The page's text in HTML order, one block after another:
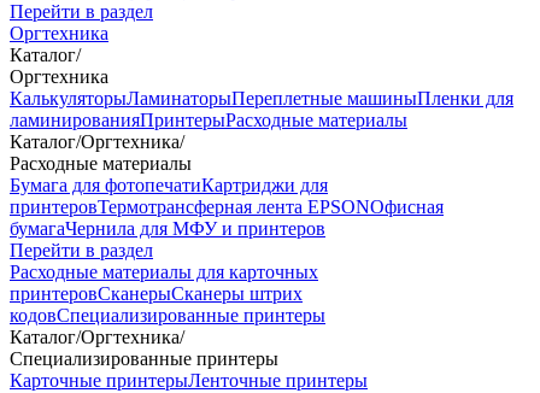
Перейти в раздел
Оргтехника
Каталог/
Оргтехника
КалькуляторыЛаминаторыПереплетные машиныПленки для
ламинированияПринтерыРасходные материалы
Каталог/Оргтехника/
Расходные материалы
Бумага для фотопечатиКартриджи для
принтеровТермотрансферная лента EPSONОфисная
бумагаЧернила для МФУ и принтеров
Перейти в раздел
Расходные материалы для карточных
принтеровСканерыСканеры штрих
кодовСпециализированные принтеры
Каталог/Оргтехника/
Специализированные принтеры
Карточные принтерыЛенточные принтеры